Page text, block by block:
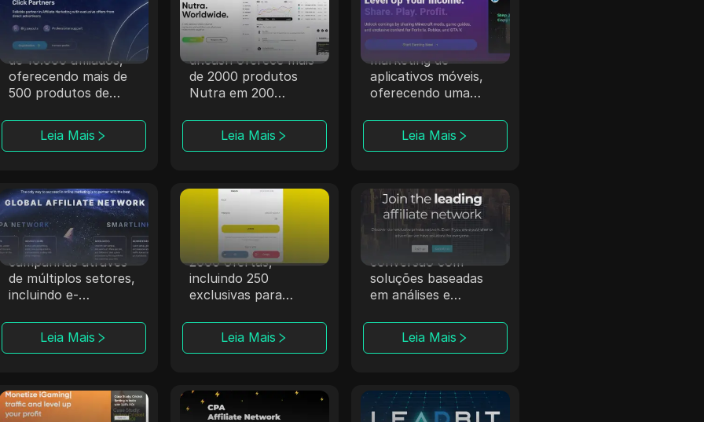
A Magic Click
colabora com mais
de 10.000 afiliados,
oferecendo mais de
500 produtos de
parcerias sólidas.
Leia Mais
Com 6 anos de
experiência, a
dr.cash oferece mais
de 2000 produtos
Nutra em 200
locais exóticos.
Leia Mais
A CPALead se
especializa em
marketing de
aplicativos móveis,
oferecendo uma
em tempo real e um
programa de
Leia Mais
ClickDealer
A ClickDealer
aprimora o ROI das
campanhas através
de múltiplos setores,
incluindo e-
Leia Mais
Offerrum
A Offerrum, ativa
desde 2010, fornece
2000 ofertas,
incluindo 250
exclusivas para
Leia Mais
Affmine
A Affmine foca em
campanhas de alta
conversão com
soluções baseadas
em análises e
Leia Mais
Trafee Datify.Link Leadbit